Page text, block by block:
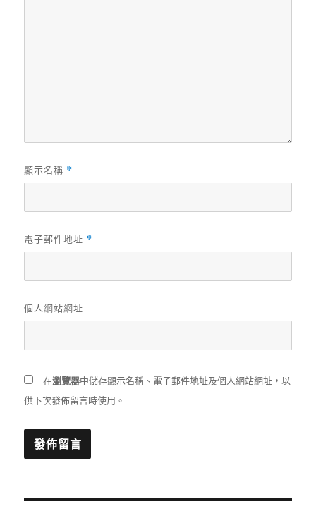
顯示名稱 *
電子郵件地址 *
個人網站網址
在瀏覽器中儲存顯示名稱、電子郵件地址及個人網站網址，以
供下次發佈留言時使用。